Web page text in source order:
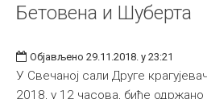
Бетовена и Шуберта
Објављено 29.11.2018. у 23:21
У Свечаној сали Друге
2018, у 12 часова, биће